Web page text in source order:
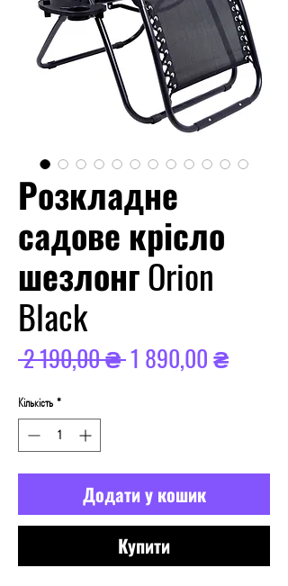
Розкладне
садове крісло
шезлонг Orion
Black
2 190,00 ₴ Звичайна
1 890,00 ₴За
Кількість *
Додати у кошик
Купити